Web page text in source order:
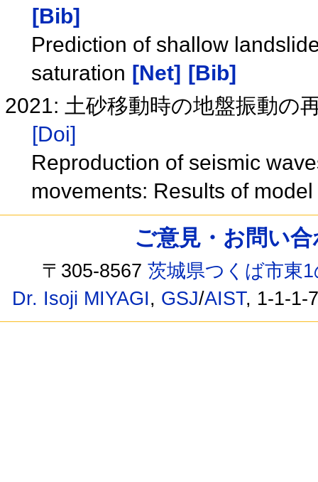
[Bib]
Prediction of shallow
saturation [Net] [Bib]
2021: 土砂移動時の地盤振動の
[Doi]
Reproduction of seismic
movements: Results of
ご意見・お問い
〒305-8567茨城県つくば市東
Dr. Isoji MIYAGI, GSJ/AIST, 1-1-1-